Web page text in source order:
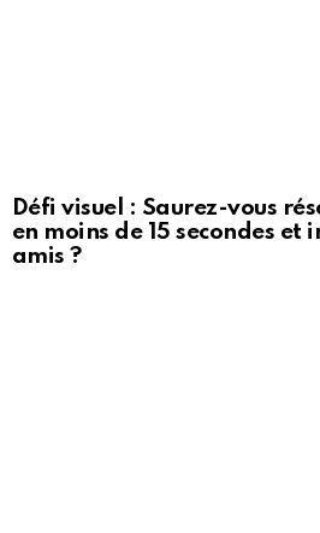
Défi visuel : Saurez-vous
en moins de 15 secondes et
amis ?